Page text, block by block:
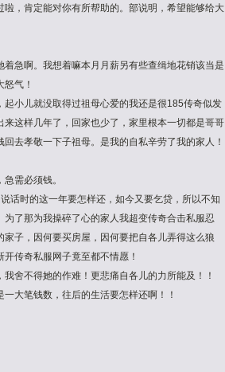
，肯定能对你有所帮助的。部说明，希望能够给大
急啊。我想着嘛本月月薪另有些查缉地花销该当是
气！
小儿就没取得过祖母心爱的我还是很185传奇似发
这样几年了，回家也少了，家里根本一切都是哥哥
去孝敬一下子祖母。是我的自私辛劳了我的家人！
需必须钱。
时的这一年要怎样还，如今又要乞贷，所以不知
了那为我操碎了心的家人我超变传奇合击私服忍
子，因何要买房屋，因何要把自各儿弄得这么狼
传奇私服网子竟至都不情愿！
不得她的作难！更悲痛自各儿的力所能及！！
大笔钱数，往后的生活要怎样还啊！！